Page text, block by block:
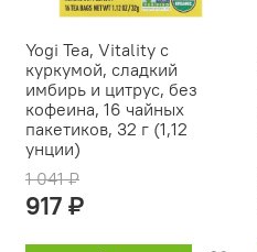
Yogi Tea, Vitality с
куркумой, сладкий
имбирь и цитрус, без
кофеина, 16 чайных
пакетиков, 32 г (1,12
унции)
1 041 ₽
917 ₽